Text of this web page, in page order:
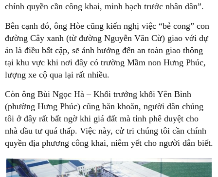
chính quyền cần công khai, minh bạch trước nhân dân”.
Bên cạnh đó, ông Hòe cũng kiến nghị việc “bẻ cong” con
đường Cây xanh (từ đường Nguyễn Văn Cừ) giao với dự
án là điều bất cập, sẽ ảnh hưởng đến an toàn giao thông
tại khu vực khi nơi đây có trường Mầm non Hưng Phúc,
lượng xe cộ qua lại rất nhiều.
Còn ông Bùi Ngọc Hà – Khối trưởng khối Yên Bình
(phường Hưng Phúc) cũng băn khoăn, người dân chúng
tôi ở đây rất bất ngờ khi giá đất mà tỉnh phê duyệt cho
nhà đầu tư quá thấp. Việc này, cử tri chúng tôi cần chính
quyền địa phương công khai, niêm yết cho người dân biết.